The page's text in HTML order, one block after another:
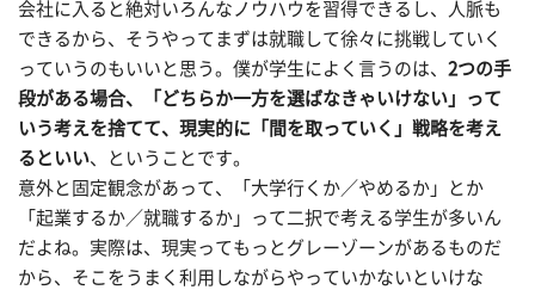
会社に入ると絶対いろんなノウハウを習得できるし、人脈も
できるから、そうやってまずは就職して徐々に挑戦していく
っていうのもいいと思う。僕が学生によく言うのは、 2つの手
段がある場合、「どちらか一方を選ばなきゃいけない」って
いう考えを捨てて、現実的に「間を取っていく」戦略を考え
るといい、ということです。
意外と固定観念があって、「大学行くか／やめるか」とか
「起業するか／就職するか」って二択で考える学生が多いん
だよね。実際は、現実ってもっとグレーゾーンがあるものだ
から、そこをうまく利用しながらやっていかないといけな